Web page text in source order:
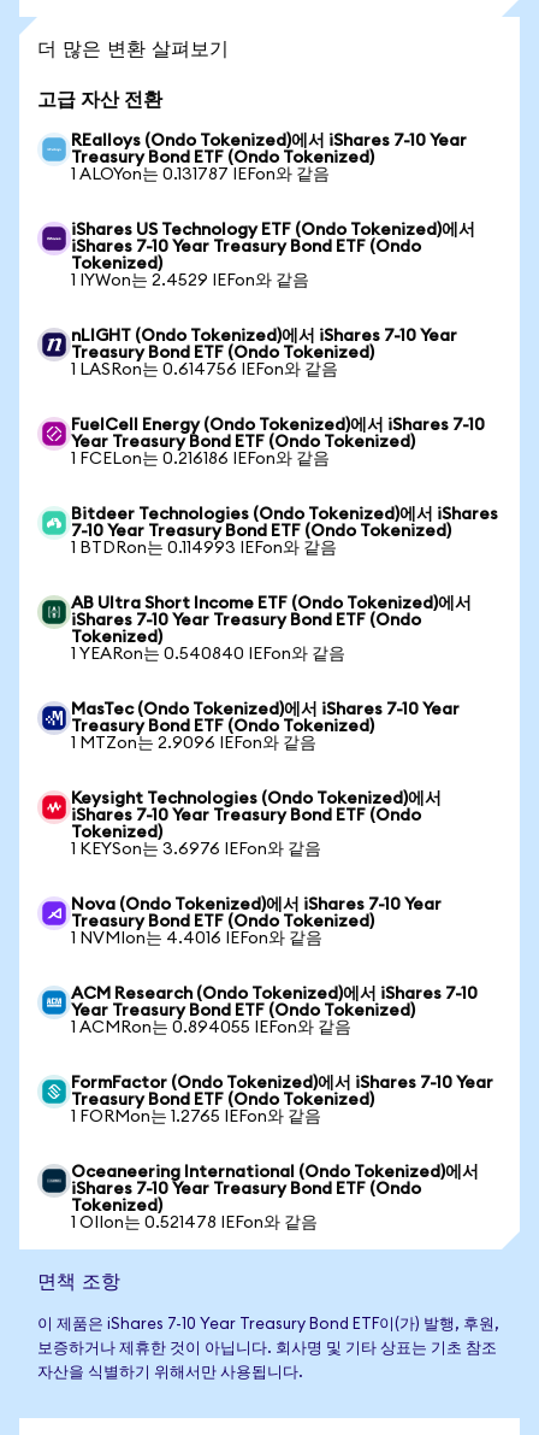
더 많은 변환 살펴보기
고급 자산 전환
REalloys (Ondo Tokenized)에서 iShares 7-10 Year
Treasury Bond ETF (Ondo Tokenized)
1 ALOYon는 0.131787 IEFon와 같음
iShares US Technology ETF (Ondo Tokenized)에서
iShares 7-10 Year Treasury Bond ETF (Ondo
Tokenized)
1 IYWon는 2.4529 IEFon와 같음
nLIGHT (Ondo Tokenized)에서 iShares 7-10 Year
Treasury Bond ETF (Ondo Tokenized)
1 LASRon는 0.614756 IEFon와 같음
FuelCell Energy (Ondo Tokenized)에서 iShares 7-10
Year Treasury Bond ETF (Ondo Tokenized)
1 FCELon는 0.216186 IEFon와 같음
Bitdeer Technologies (Ondo Tokenized)에서 iShares
7-10 Year Treasury Bond ETF (Ondo Tokenized)
1 BTDRon는 0.114993 IEFon와 같음
AB Ultra Short Income ETF (Ondo Tokenized)에서
iShares 7-10 Year Treasury Bond ETF (Ondo
Tokenized)
1 YEARon는 0.540840 IEFon와 같음
MasTec (Ondo Tokenized)에서 iShares 7-10 Year
Treasury Bond ETF (Ondo Tokenized)
1 MTZon는 2.9096 IEFon와 같음
Keysight Technologies (Ondo Tokenized)에서
iShares 7-10 Year Treasury Bond ETF (Ondo
Tokenized)
1 KEYSon는 3.6976 IEFon와 같음
Nova (Ondo Tokenized)에서 iShares 7-10 Year
Treasury Bond ETF (Ondo Tokenized)
1 NVMIon는 4.4016 IEFon와 같음
ACM Research (Ondo Tokenized)에서 iShares 7-10
Year Treasury Bond ETF (Ondo Tokenized)
1 ACMRon는 0.894055 IEFon와 같음
FormFactor (Ondo Tokenized)에서 iShares 7-10 Year
Treasury Bond ETF (Ondo Tokenized)
1 FORMon는 1.2765 IEFon와 같음
Oceaneering International (Ondo Tokenized)에서
iShares 7-10 Year Treasury Bond ETF (Ondo
Tokenized)
1 OIIon는 0.521478 IEFon와 같음
면책 조항
이 제품은 iShares 7-10 Year Treasury Bond ETF이(가) 발행, 후원,
보증하거나 제휴한 것이 아닙니다. 회사명 및 기타 상표는 기초 참조
자산을 식별하기 위해서만 사용됩니다.